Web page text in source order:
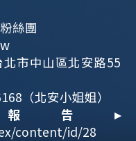
絲團
市中山區北安路55
（北安小姐姐）
告 ▸
content/id/28